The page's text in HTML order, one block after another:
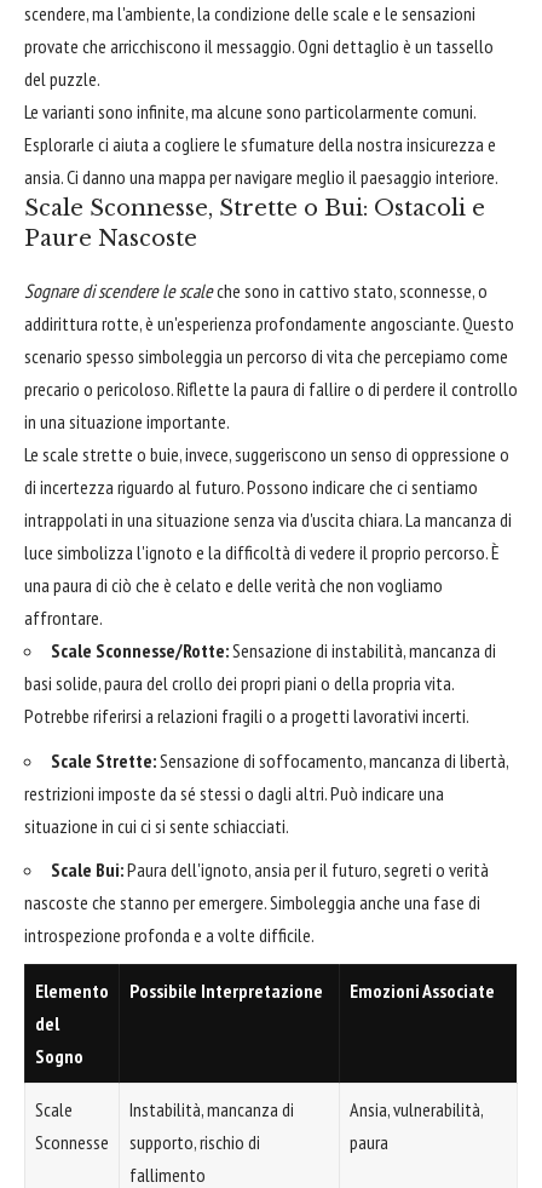
scendere, ma l'ambiente, la condizione delle scale e le sensazioni
provate che arricchiscono il messaggio. Ogni dettaglio è un tassello
del puzzle.
Le varianti sono infinite, ma alcune sono particolarmente comuni.
Esplorarle ci aiuta a cogliere le sfumature della nostra insicurezza e
ansia. Ci danno una mappa per navigare meglio il paesaggio interiore.
Scale Sconnesse, Strette o Bui: Ostacoli e
Paure Nascoste
Sognare di scendere le scaleche sono in cattivo stato, sconnesse, o
addirittura rotte, è un'esperienza profondamente angosciante. Questo
scenario spesso simboleggia un percorso di vita che percepiamo come
precario o pericoloso. Riflette la paura di fallire o di perdere il controllo
in una situazione importante.
Le scale strette o buie, invece, suggeriscono un senso di oppressione o
di incertezza riguardo al futuro. Possono indicare che ci sentiamo
intrappolati in una situazione senza via d'uscita chiara. La mancanza di
luce simbolizza l'ignoto e la difficoltà di vedere il proprio percorso. È
una paura di ciò che è celato e delle verità che non vogliamo
affrontare.
Scale Sconnesse/Rotte:Sensazione di instabilità, mancanza di
basi solide, paura del crollo dei propri piani o della propria vita.
Potrebbe riferirsi a relazioni fragili o a progetti lavorativi incerti.
Scale Strette:Sensazione di soffocamento, mancanza di libertà,
restrizioni imposte da sé stessi o dagli altri. Può indicare una
situazione in cui ci si sente schiacciati.
Scale Bui:Paura dell'ignoto, ansia per il futuro, segreti o verità
nascoste che stanno per emergere. Simboleggia anche una fase di
introspezione profonda e a volte difficile.
Elemento
del
Sogno
Possibile Interpretazione Emozioni Associate
Scale
Sconnesse
Instabilità, mancanza di
supporto, rischio di
fallimento
Ansia, vulnerabilità,
paura